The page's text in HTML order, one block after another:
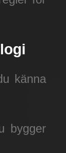
känna
bygger